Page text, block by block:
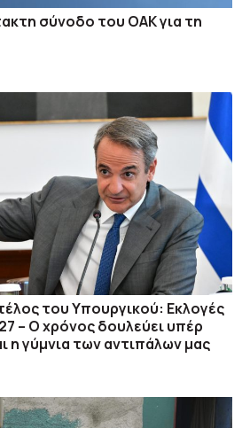
σύνοδο του ΟΑΚ για τη
του Υπουργικού: Εκλογές
– Ο χρόνος δουλεύει υπέρ
η γύμνια των αντιπάλων μας